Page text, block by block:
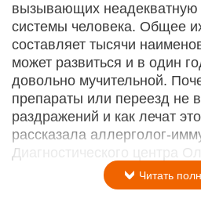
вызывающих
системы человека. Общее
составляет тысячи
может развиться и в один
довольно мучительной.
препараты или переезд не
раздражений и как лечат
рассказала аллерголог-
Диагностического центра
Читать